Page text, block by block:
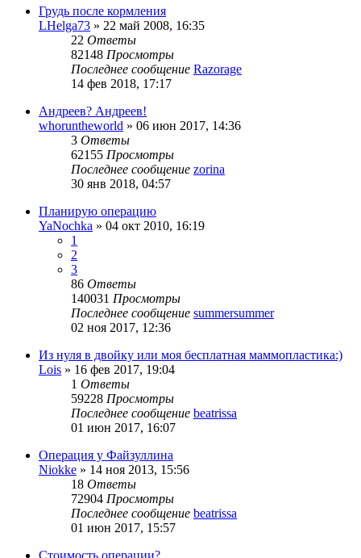
Грудь после кормления
LHelga73 » 22 май 2008, 16:35
22 Ответы
82148 Просмотры
Последнее сообщение Razorage
14 фев 2018, 17:17
Андреев? Андреев!
whoruntheworld » 06 июн 2017, 14:36
3 Ответы
62155 Просмотры
Последнее сообщение zorina
30 янв 2018, 04:57
Планирую операцию
YaNochka » 04 окт 2010, 16:19
1
2
3
86 Ответы
140031 Просмотры
Последнее сообщение summersummer
02 ноя 2017, 12:36
Из нуля в двойку или моя бесплатная маммопластика:)
Lois » 16 фев 2017, 19:04
1 Ответы
59228 Просмотры
Последнее сообщение beatrissa
01 июн 2017, 16:07
Операция у Файзуллина
Niokke » 14 ноя 2013, 15:56
18 Ответы
72904 Просмотры
Последнее сообщение beatrissa
01 июн 2017, 15:57